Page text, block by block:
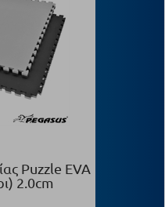
Puzzle EVA
2.0cm